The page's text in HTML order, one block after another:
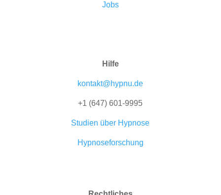
Jobs
Hilfe
kontakt@hypnu.de
+1 (647) 601-9995
Studien über Hypnose
Hypnoseforschung